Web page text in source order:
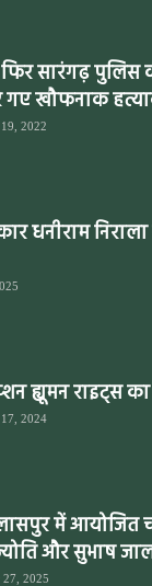
सारंगढ़ पुलिस
खौफनाक
2022
धनीराम
ह्यूमन राइट्स
2024
में आयोजित
और सुभाष
27, 2025